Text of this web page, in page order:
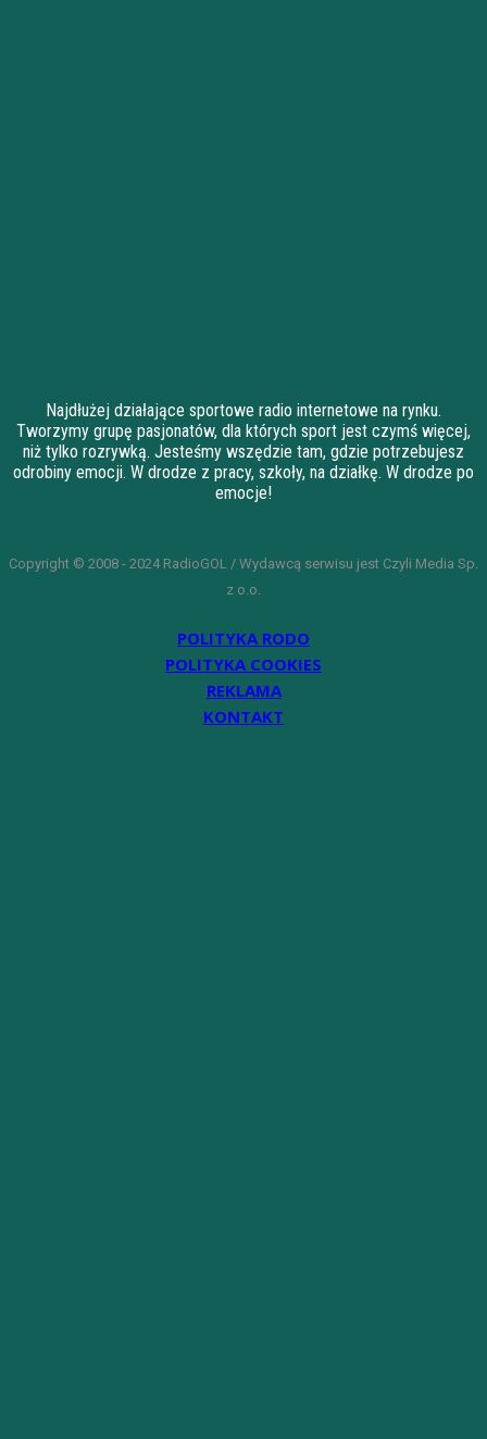
Najdłużej działające sportowe radio internetowe na rynku.
Tworzymy grupę pasjonatów, dla których sport jest czymś więcej,
niż tylko rozrywką. Jesteśmy wszędzie tam, gdzie potrzebujesz
odrobiny emocji. W drodze z pracy, szkoły, na działkę. W drodze po
emocje!
Copyright © 2008 - 2024 RadioGOL / Wydawcą serwisu jest Czyli Media Sp.
z o.o.
POLITYKA RODO
POLITYKA COOKIES
REKLAMA
KONTAKT